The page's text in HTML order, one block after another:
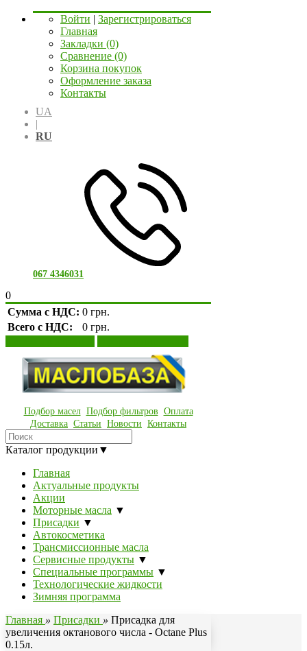
Войти | Зарегистрироваться
Главная
Закладки (0)
Сравнение (0)
Корзина покупок
Оформление заказа
Контакты
UA
|
RU
067 4346031
0
Сумма с НДС: 0 грн.
Всего с НДС:
0 грн.
Подбор масел Подбор фильтров Оплата
Доставка Статьи Новости Контакты
Каталог продукции ▼
Главная
Актуальные продукты
Акции
Моторные масла ▼
Присадки ▼
Автокосметика
Трансмиссионные масла
Сервисные продукты ▼
Специальные программы ▼
Технологические жидкости
Зимняя программа
Главная » Присадки » Присадка для
увеличения октанового числа - Octane Plus
0.15л.